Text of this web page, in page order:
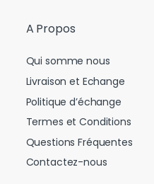
A Propos
Qui somme nous
Livraison et Echange
Politique d’échange
Termes et Conditions
Questions Fréquentes
Contactez-nous